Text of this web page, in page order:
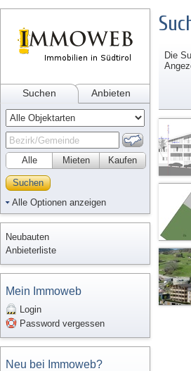
Suchen Anbieten
Alle Kaufen
Mieten
Suchen
Alle Optionen anzeigen
Neubauten
Anbieterliste
Mein Immoweb
Login
Password vergessen
Neu bei Immoweb?
Die